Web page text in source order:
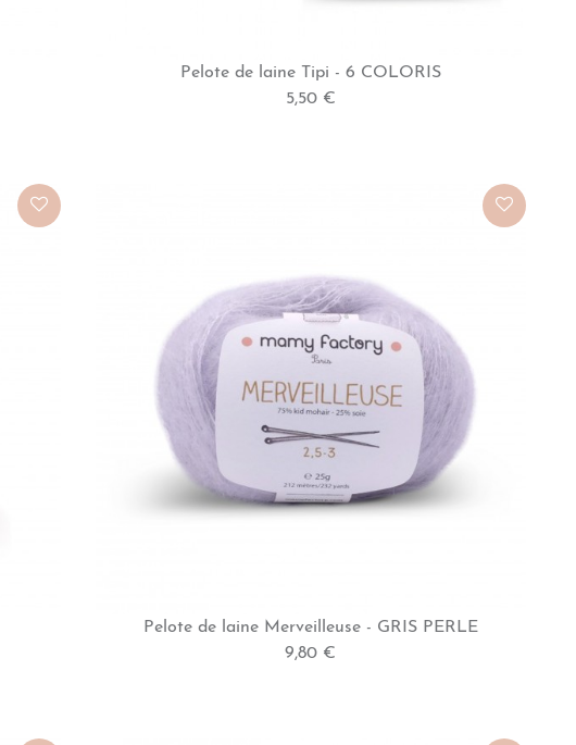
Pelote de laine Tipi - 6 COLORIS
5,50 €
Pelote de laine Merveilleuse - GRIS PERLE
9,80 €